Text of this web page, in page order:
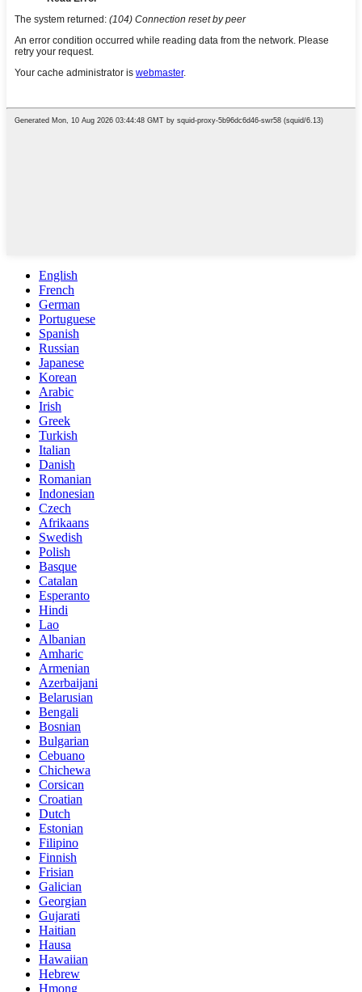
English
French
German
Portuguese
Spanish
Russian
Japanese
Korean
Arabic
Irish
Greek
Turkish
Italian
Danish
Romanian
Indonesian
Czech
Afrikaans
Swedish
Polish
Basque
Catalan
Esperanto
Hindi
Lao
Albanian
Amharic
Armenian
Azerbaijani
Belarusian
Bengali
Bosnian
Bulgarian
Cebuano
Chichewa
Corsican
Croatian
Dutch
Estonian
Filipino
Finnish
Frisian
Galician
Georgian
Gujarati
Haitian
Hausa
Hawaiian
Hebrew
Hmong